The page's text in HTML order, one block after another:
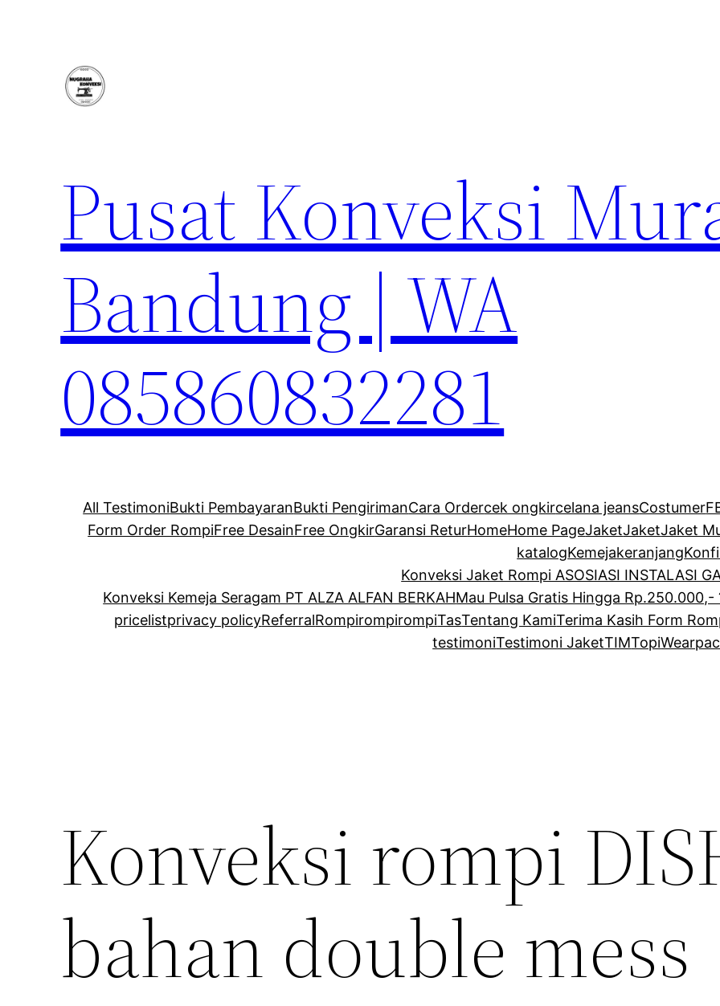
Pusat Konveksi
Bandung | WA
085860832281
All TestimoniBukti PembayaranBukti PengirimanCara Ordercek ongkircelana jeansCostumer
Form Order RompiFree DesainFree OngkirGaransi ReturHomeHome PageJaketJaketJaket
katalogKemejakeranjang
Konveksi Jaket Rompi ASOSIASI INSTALASI
Konveksi Kemeja Seragam PT ALZA ALFAN BERKAHMau Pulsa Gratis Hingga Rp.250.000,-
pricelistprivacy policyReferralRompirompirompiTasTentang KamiTerima Kasih Form
testimoniTestimoni JaketTIMTopi
Konveksi rompi
bahan double mess